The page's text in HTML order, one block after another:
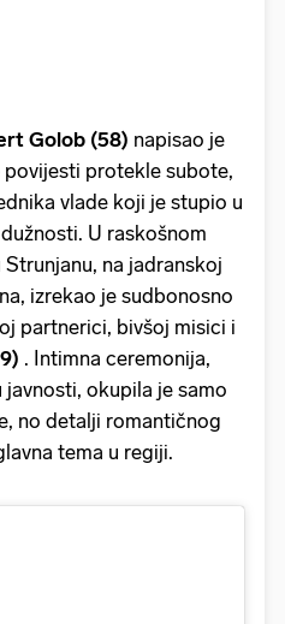
Golob (58) napisao je
protekle subote,
vlade koji je stupio u
U raskošnom
na jadranskoj
izrekao je sudbonosno
partnerici, bivšoj misici i
. Intimna ceremonija,
okupila je samo
no detalji romantičnog
tema u regiji.